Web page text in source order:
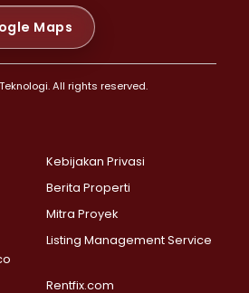
>
Baru >
Hilir >
Selatan >
>
Selatan >
Labu >
Agung >
>
Maps
All rights reserved.
Kebijakan Privasi
Berita Properti
Mitra Proyek
Listing Management Service
Rentfix.com